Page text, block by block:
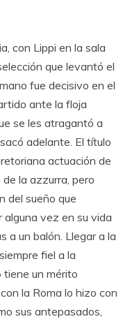
con Lippi en la sala
que levantó el
fue decisivo en el
ante la floja
se les atragantó a
adelante. El título
actuación de
la azzurra, pero
del sueño que
alguna vez en su vida
a un balón. Llegar a la
fiel a la
tiene un mérito
la Roma lo hizo con
sus antepasados,